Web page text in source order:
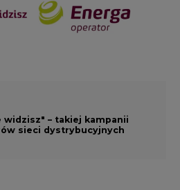
– takiej kampanii
sieci dystrybucyjnych